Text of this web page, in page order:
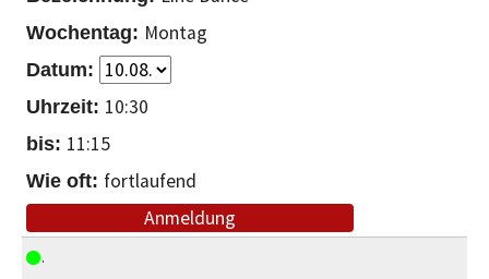
Montag
10:30
11:15
fortlaufend
Anmeldung